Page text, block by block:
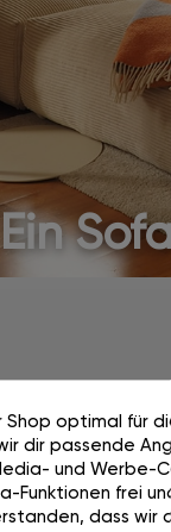
Ein
Shop optimal für
dir passende
und Werbe-
Funktionen frei
dass wir